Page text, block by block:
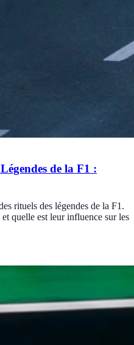
de la F1 :
rituels des légendes de la F1.
quelle est leur influence sur les